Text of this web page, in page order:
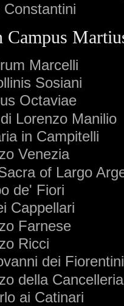
Campus
Marcelli
Sosiani
Octaviae
Lorenzo Manilio
in Campitelli
Venezia
of Largo
de' Fiori
Cappellari
Farnese
Ricci
dei Fiorentini
della Cancelleria
ai Catinari